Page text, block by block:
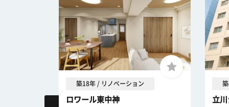
築18年 / リノベーション
ロワール東中神
立